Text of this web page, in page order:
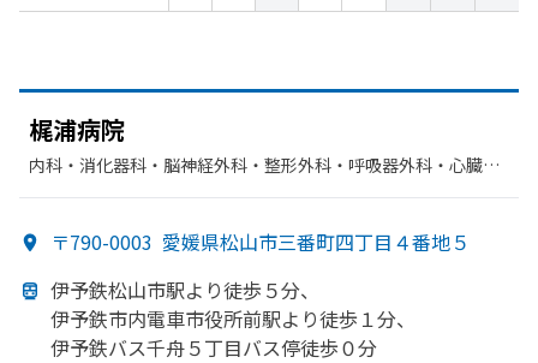
梶浦病院
内科・​消化器科・​脳神経外科・​整形外科・​呼吸器外科・​心臓血
〒790-0003 愛媛県松山市三番町四丁目４番地５
伊予鉄松山市駅より徒歩５分、
伊予鉄市内電車市役所前駅より徒歩１分、
伊予鉄バス千舟５丁目バス停徒歩０分